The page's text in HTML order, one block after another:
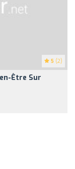
5 (2)
Être Sur